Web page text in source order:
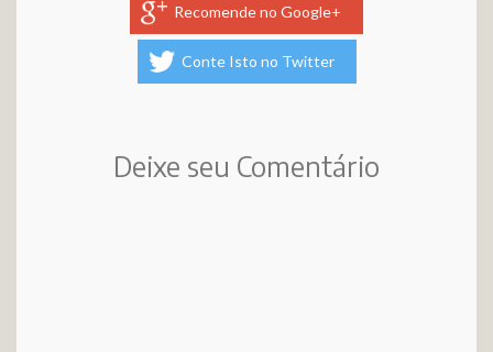
Recomende no Google+
Conte Isto no Twitter
Deixe seu Comentário